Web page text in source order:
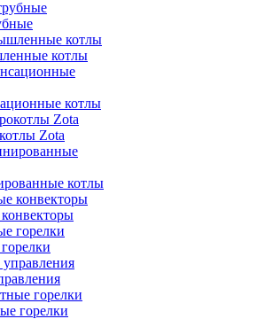
котлы
котлы
Zota
котлы
горелки